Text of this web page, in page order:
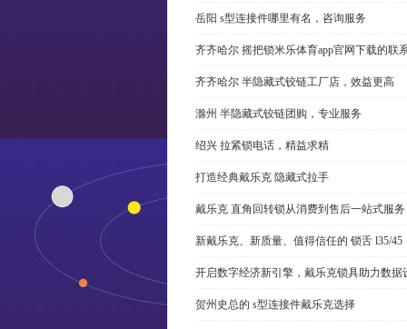
岳阳 s型连接件哪里有名，咨询服务
齐齐哈尔 摇把锁米乐体育app官网下载的联
齐齐哈尔 半隐藏式铰链工厂店，效益更高
滁州 半隐藏式铰链团购，专业服务
绍兴 拉紧锁电话，精益求精
打造经典戴乐克 隐藏式拉手
戴乐克 直角回转锁从消费到售后一站式服务
新戴乐克、新质量、值得信任的 锁舌 l35/45
开启数字经济新引擎，戴乐克锁具助力数据
贺州史总的 s型连接件戴乐克选择